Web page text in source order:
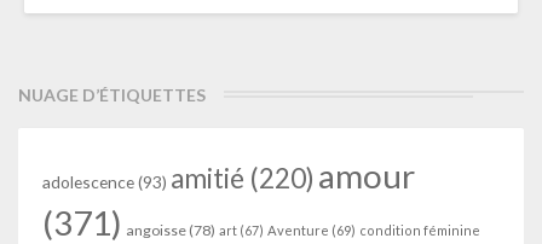
NUAGE D’ÉTIQUETTES
adolescence(93) amitié (220) amour
(371) angoisse (78) art (67) Aventure (69) condition féminine